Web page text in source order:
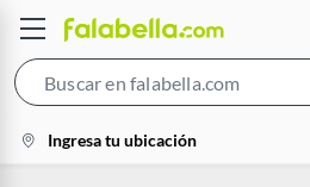
Bar
location-
icon
Ingresa tu ubicación